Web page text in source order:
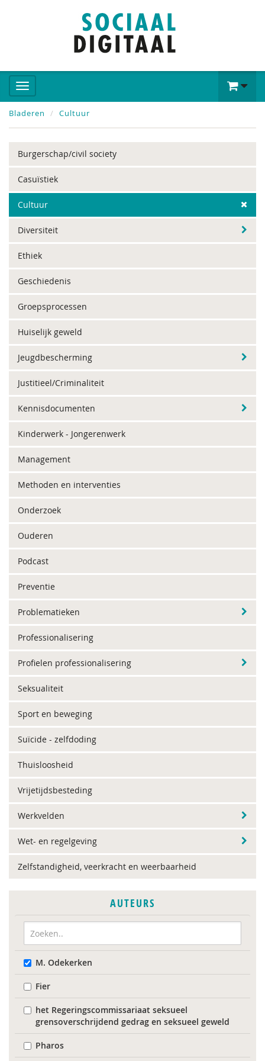
Bladeren Cultuur
Burgerschap/civil society
Casuïstiek
Cultuur
Diversiteit
Ethiek
Geschiedenis
Groepsprocessen
Huiselijk geweld
Jeugdbescherming
Justitieel/Criminaliteit
Kennisdocumenten
Kinderwerk - Jongerenwerk
Management
Methoden en interventies
Onderzoek
Ouderen
Podcast
Preventie
Problematieken
Professionalisering
Profielen professionalisering
Seksualiteit
Sport en beweging
Suïcide - zelfdoding
Thuisloosheid
Vrijetijdsbesteding
Werkvelden
Wet- en regelgeving
Zelfstandigheid, veerkracht en weerbaarheid
AUTEURS
M. Odekerken
Fier
het Regeringscommissariaat seksueel
grensoverschrijdend gedrag en seksueel geweld
Pharos